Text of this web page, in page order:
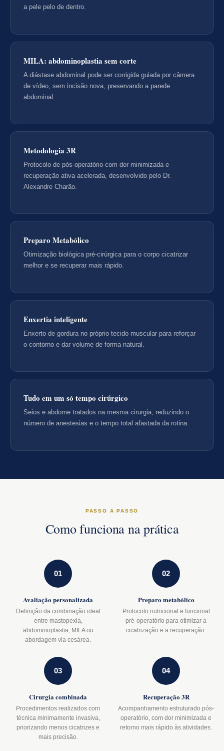
a pele pelo de dentro.
MILA: abdominoplastia sem corte
A diástase abdominal pode ser corrigida guiada por câmera
de vídeo, sem incisão nova, preservando a parede
abdominal.
Metodologia 3R
Protocolo de pós-operatório com dor minimizada e
recuperação ativa acelerada, desenvolvido pelo Dr.
Alexandre Charão.
Preparo Metabólico
Otimização biológica pré-cirúrgica para o corpo cicatrizar
melhor e se recuperar mais rápido.
Enxertia inteligente
Enxerto de gordura no próprio tecido muscular para reforçar
o contorno e dar volume de forma natural.
Tudo em um só tempo cirúrgico
Seios e abdome tratados na mesma cirurgia, reduzindo o
número de anestesias e o tempo total afastada da rotina.
PASSO A PASSO
Como funciona na prática
01
Avaliação personalizada
Definição da combinação ideal
entre mastopexia,
abdominoplastia, MILA ou
abordagem via cesárea.
02
Preparo metabólico
Protocolo nutricional e funcional
pré-operatório para otimizar a
cicatrização e a recuperação.
03
Cirurgia combinada
Procedimentos realizados com
técnica minimamente invasiva,
priorizando menos cicatrizes e
mais precisão.
04
Recuperação 3R
Acompanhamento estruturado pós-
operatório, com dor minimizada e
retorno mais rápido às atividades.